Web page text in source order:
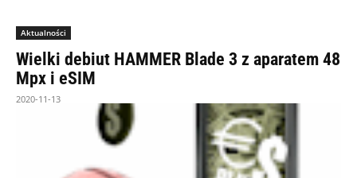
Aktualności
Wielki debiut HAMMER Blade 3 z aparatem 48
Mpx i eSIM
2020-11-13